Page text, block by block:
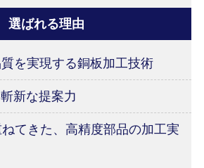
選ばれる理由
を実現する銅板加工技術
新な提案力
てきた、高精度部品の加工実